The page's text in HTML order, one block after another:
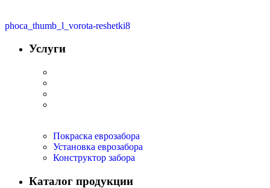
phoca_thumb_l_vorota-reshetki8
Услуги
Покраска еврозабора
Установка еврозабора
Конструктор забора
Каталог продукции